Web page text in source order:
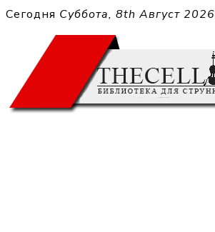
Перейти
содержимому
Сегодня Суббота, 8th Август 2026